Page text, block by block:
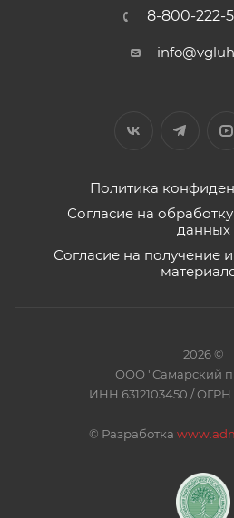
8-800-222-
Политика
Согласие на
данных
Согласие на получение
2026 ©
ООО "Самарский
ИНН 6312103450 / ОГРН
© Разработка